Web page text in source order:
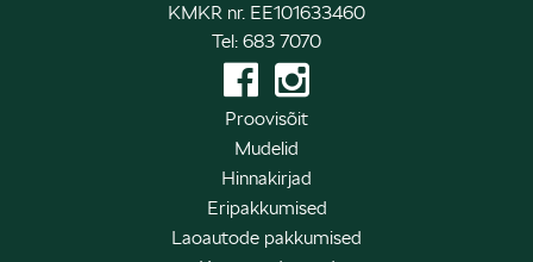
KMKR nr. EE101633460
Tel: 683 7070
Proovisõit
Mudelid
Hinnakirjad
Eripakkumised
Laoautode pakkumised